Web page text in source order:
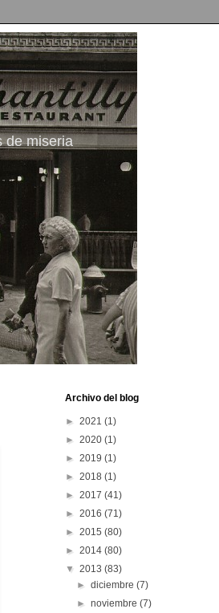
de miseria
Archivo del blog
► 2021 (1)
► 2020 (1)
► 2019 (1)
► 2018 (1)
► 2017 (41)
► 2016 (71)
► 2015 (80)
► 2014 (80)
▼ 2013 (83)
►diciembre(7)
►noviembre(7)